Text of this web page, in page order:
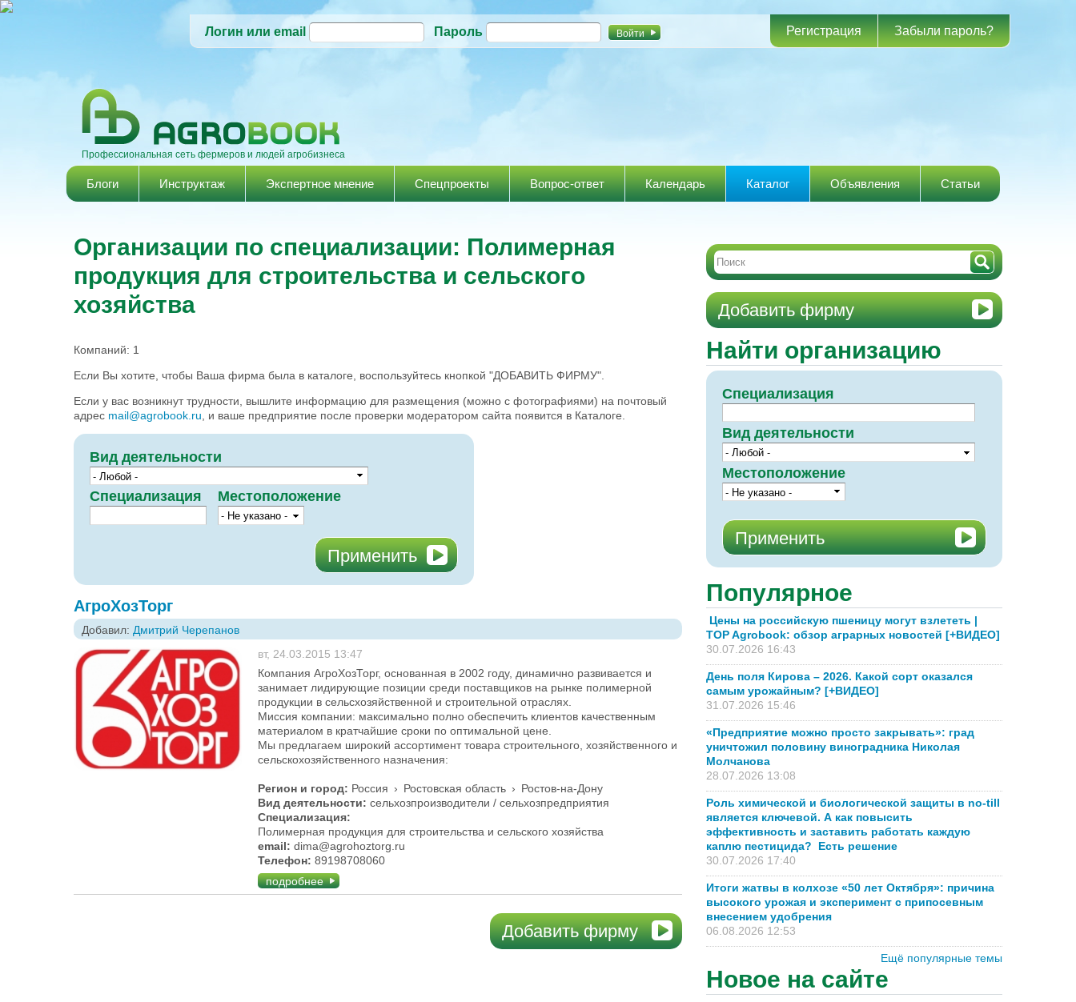
Перейти к
содержанию
Логин или email Пароль Регистрация Забыли пароль?
Профессиональная сеть фермеров и людей агробизнеса
Главное меню
Блоги Инструктаж Экспертное мнение Спецпроекты Вопрос-ответ Календарь Каталог Объявления Статьи
Организации по специализации: Полимерная
продукция для строительства и сельского
хозяйства
Компаний: 1
Если Вы хотите, чтобы Ваша фирма была в каталоге, воспользуйтесь кнопкой "ДОБАВИТЬ ФИРМУ".
Если у вас возникнут трудности, вышлите информацию для размещения (можно с фотографиями) на почтовый
адрес mail@agrobook.ru , и ваше предприятие после проверки модератором сайта появится в Каталоге.
Вид деятельности
Специализация Местоположение
АгроХозТорг
Добавил: Дмитрий Черепанов
вт, 24.03.2015 13:47
Компания АгроХозТорг, основанная в 2002 году, динамично развивается и
занимает лидирующие позиции среди поставщиков на рынке полимерной
продукции в сельсхозяйственной и строительной отраслях.
Миссия компании: максимально полно обеспечить клиентов качественным
материалом в кратчайшие сроки по оптимальной цене.
Мы предлагаем широкий ассортимент товара строительного, хозяйственного и
сельскохозяйственного назначения:
Регион и город: Россия › Ростовская область › Ростов-на-Дону
Вид деятельности: сельхозпроизводители / сельхозпредприятия
Специализация:
Полимерная продукция для строительства и сельского хозяйства
email: dima@agrohoztorg.ru
Телефон: 89198708060
подробнее
Добавить фирму
Добавить фирму
Найти организацию
Специализация
Вид деятельности
Местоположение
Популярное
Цены на российскую пшеницу могут взлететь |
TOP Agrobook: обзор аграрных новостей [+ВИДЕО]
30.07.2026 16:43
День поля Кирова – 2026. Какой сорт оказался
самым урожайным? [+ВИДЕО]
31.07.2026 15:46
«Предприятие можно просто закрывать»: град
уничтожил половину виноградника Николая
Молчанова
28.07.2026 13:08
Роль химической и биологической защиты в no-till
является ключевой. А как повысить
эффективность и заставить работать каждую
каплю пестицида? Есть решение
30.07.2026 17:40
Итоги жатвы в колхозе «50 лет Октября»: причина
высокого урожая и эксперимент с припосевным
внесением удобрения
06.08.2026 12:53
Ещё популярные темы
Новое на сайте